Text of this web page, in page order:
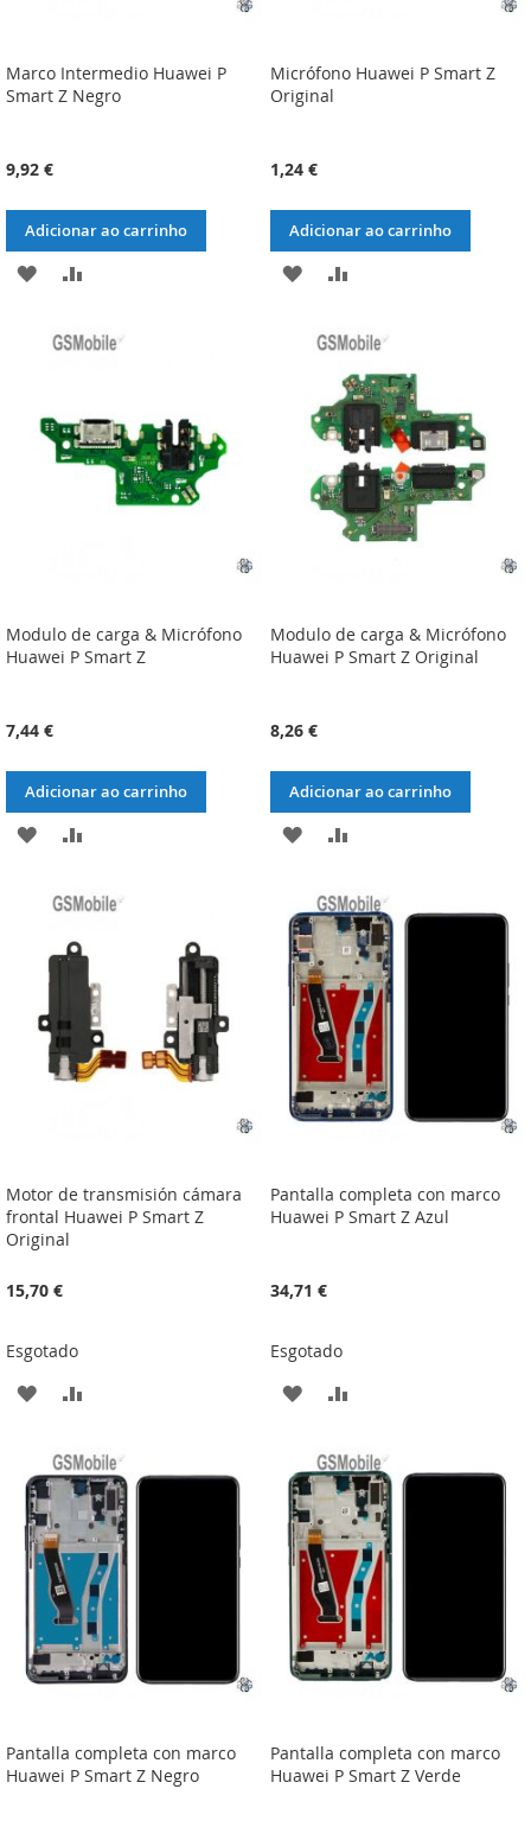
Marco Intermedio Huawei P
Smart Z Negro
9,92 €
Adicionar ao carrinho
ADICIONAR
LISTA
DESEJOS
COMPARAÇÃO
Micrófono Huawei P Smart Z
Original
1,24 €
Adicionar ao carrinho
ADICIONAR
LISTA
DESEJOS
ADICIONAR
COMPARAÇÃO
Modulo de carga & Micrófono
Huawei P Smart Z
7,44 €
Adicionar ao carrinho
ADICIONAR
LISTA
DE
DESEJOS
COMPARAÇÃO
Modulo de carga & Micrófono
Huawei P Smart Z Original
8,26 €
Adicionar ao carrinho
ADICIONAR
LISTA
DE
DESEJOS
ADICIONAR
COMPARAÇÃO
Motor de transmisión cámara
frontal Huawei P Smart Z
Original
15,70 €
Esgotado
ADICIONAR
LISTA
DE
DESEJOS
COMPARAÇÃO
Pantalla completa con marco
Huawei P Smart Z Azul
34,71 €
Esgotado
ADICIONAR
LISTA
DE
DESEJOS
ADICIONAR
COMPARAÇÃO
Pantalla completa con marco
Huawei P Smart Z Negro
Pantalla completa con marco
Huawei P Smart Z Verde